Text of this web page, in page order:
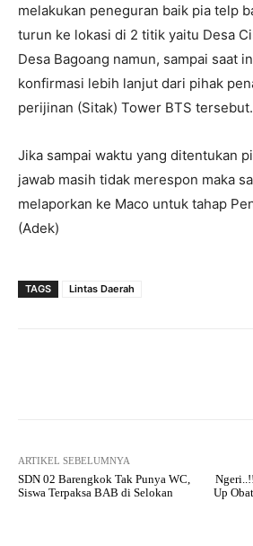
melakukan peneguran baik pia telp
turun ke lokasi di 2 titik yaitu Desa
Desa Bagoang namun, sampai saat
konfirmasi lebih lanjut dari pihak
perijinan (Sitak) Tower BTS tersebut.
Jika sampai waktu yang ditentukan
jawab masih tidak merespon maka
melaporkan ke Maco untuk tahap
(Adek)
TAGS Lintas Daerah
ARTIKEL SEBELUMNYA
SDN 02 Barengkok Tak Punya WC,
Siswa Terpaksa BAB di Selokan
Up